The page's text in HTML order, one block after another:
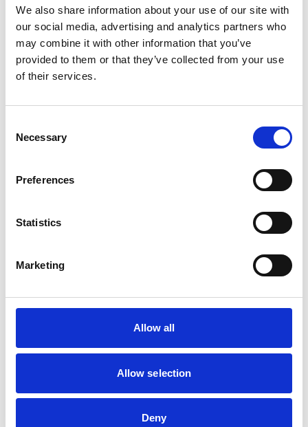
We also share information about your use of our site with
our social media, advertising and analytics partners who
may combine it with other information that you’ve
provided to them or that they’ve collected from your use
of their services.
Selection
Necessary
Preferences
Statistics
Marketing
Allow all
Allow selection
Deny